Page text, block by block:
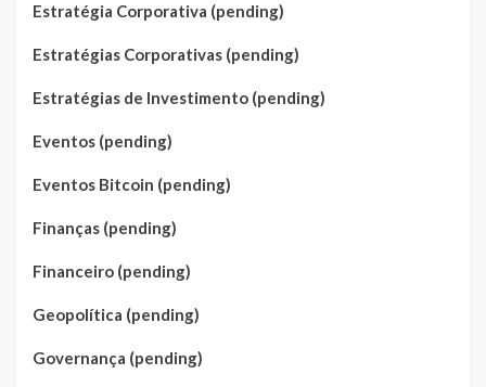
Estratégia Corporativa (pending)
Estratégias Corporativas (pending)
Estratégias de Investimento (pending)
Eventos (pending)
Eventos Bitcoin (pending)
Finanças (pending)
Financeiro (pending)
Geopolítica (pending)
Governança (pending)